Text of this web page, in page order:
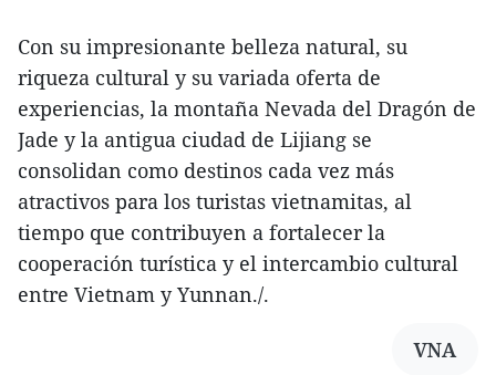
Con su impresionante belleza natural, su
riqueza cultural y su variada oferta de
experiencias, la montaña Nevada del Dragón de
Jade y la antigua ciudad de Lijiang se
consolidan como destinos cada vez más
atractivos para los turistas vietnamitas, al
tiempo que contribuyen a fortalecer la
cooperación turística y el intercambio cultural
entre Vietnam y Yunnan./.
VNA